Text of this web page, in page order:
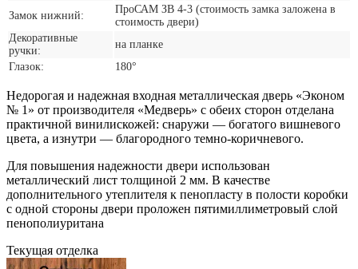
Замок нижний:
ПроСАМ ЗВ 4-3 (стоимость замка заложена в
стоимость двери)
Декоративные
ручки:
на планке
Глазок:
180°
Недорогая и надежная входная металлическая дверь «Эконом
№ 1» от производителя «Медверь» с обеих сторон отделана
практичной винилискожей: снаружи — богатого вишневого
цвета, а изнутри — благородного темно-коричневого.
Для повышения надежности двери использован
металлический лист толщиной 2 мм. В качестве
дополнительного утеплителя к пенопласту в полости коробки
с одной стороны двери проложен пятимиллиметровый слой
пенополиуритана
Текущая отделка